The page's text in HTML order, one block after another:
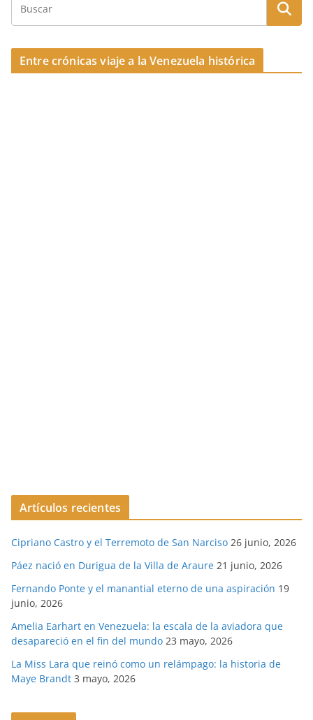
o
k
Entre crónicas viaje a la Venezuela histórica
Artículos recientes
Cipriano Castro y el Terremoto de San Narciso 26 junio, 2026
Páez nació en Durigua de la Villa de Araure 21 junio, 2026
Fernando Ponte y el manantial eterno de una aspiración 19
junio, 2026
Amelia Earhart en Venezuela: la escala de la aviadora que
desapareció en el fin del mundo 23 mayo, 2026
La Miss Lara que reinó como un relámpago: la historia de
Maye Brandt 3 mayo, 2026